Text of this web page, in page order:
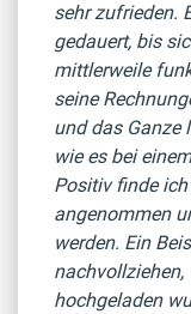
sehr zufrieden.
gedauert, bis
mittlerweile
seine
und das Ganze
wie es bei
Positiv finde
angenommen
werden. Ein
nachvollziehen,
hochgeladen